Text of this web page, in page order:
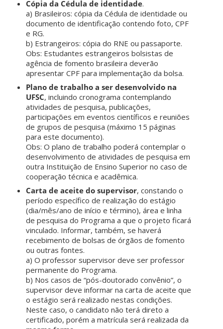
Cópia da Cédula de identidade.
a) Brasileiros: cópia da Cédula de identidade ou
documento de identificação contendo foto, CPF
e RG.
b) Estrangeiros: cópia do RNE ou passaporte.
Obs: Estudantes estrangeiros bolsistas de
agência de fomento brasileira deverão
apresentar CPF para implementação da bolsa.
Plano de trabalho a ser desenvolvido na
UFSC, incluindo cronograma contemplando
atividades de pesquisa, publicações,
participações em eventos científicos e reuniões
de grupos de pesquisa (máximo 15 páginas
para este documento).
Obs: O plano de trabalho poderá contemplar o
desenvolvimento de atividades de pesquisa em
outra Instituição de Ensino Superior no caso de
cooperação técnica e acadêmica.
Carta de aceite do supervisor, constando o
período específico de realização do estágio
(dia/mês/ano de início e término), área e linha
de pesquisa do Programa a que o projeto ficará
vinculado. Informar, também, se haverá
recebimento de bolsas de órgãos de fomento
ou outras fontes.
a) O professor supervisor deve ser professor
permanente do Programa.
b) Nos casos de “pós-doutorado convênio”, o
supervisor deve informar na carta de aceite que
o estágio será realizado nestas condições.
Neste caso, o candidato não terá direto a
certificado, porém a matrícula será realizada da